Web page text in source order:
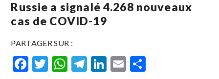
Russie a signalé 4.268 nouveaux
cas de COVID-19
PARTAGER SUR :
Facebook
Twitter
WhatsApp
Telegram
LinkedIn
Email